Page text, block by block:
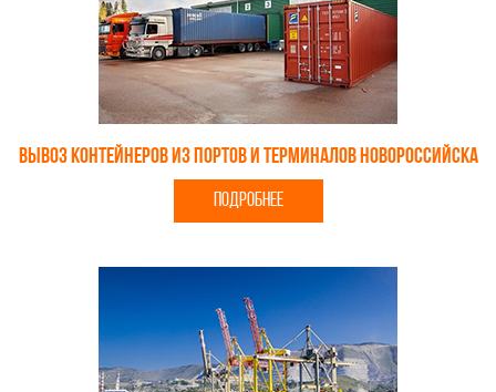
Вывоз контейнеров из портов и терминалов Новороссийска
ПОДРОБНЕЕ